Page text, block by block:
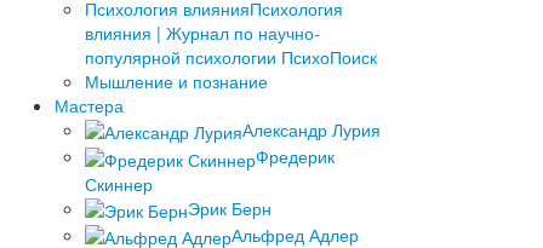
Психология влиянияПсихология
влияния | Журнал по научно-
популярной психологии ПсихоПоиск
Мышление и познание
Мастера
Александр Лурия
Фредерик
Скиннер
Эрик Берн
Альфред Адлер